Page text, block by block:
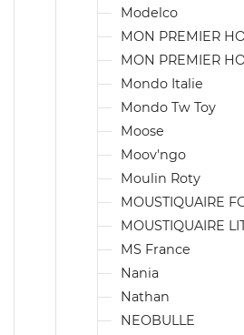
Modelco
MON PREMIER
MON PREMIER
Mondo Italie
Mondo Tw Toy
Moose
Moov'ngo
Moulin Roty
MOUSTIQUAIRE
MOUSTIQUAIRE
MS France
Nania
Nathan
NEOBULLE